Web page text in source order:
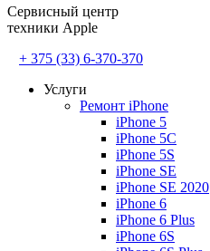
Сервисный центр
техники Apple
+ 375 (33) 6-370-370
Услуги
Ремонт iPhone
iPhone 5
iPhone 5C
iPhone 5S
iPhone SE
iPhone SE 2020
iPhone 6
iPhone 6 Plus
iPhone 6S